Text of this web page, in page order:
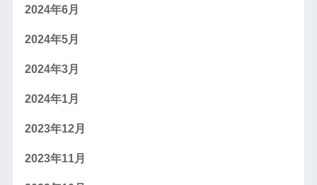
2024年6月
2024年5月
2024年3月
2024年1月
2023年12月
2023年11月